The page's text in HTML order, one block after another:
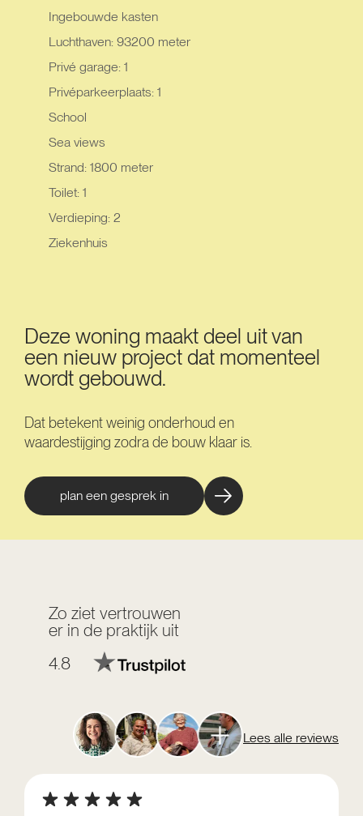
Ingebouwde kasten
Luchthaven: 93200 meter
Privé garage: 1
Privéparkeerplaats: 1
School
Sea views
Strand: 1800 meter
Toilet: 1
Verdieping: 2
Ziekenhuis
Deze woning maakt deel uit van
een nieuw project dat momenteel
wordt gebouwd.
Dat betekent weinig onderhoud en
waardestijging zodra de bouw klaar is.
plan een gesprek in
Zo ziet vertrouwen
er in de praktijk uit
4.8
Lees alle reviews